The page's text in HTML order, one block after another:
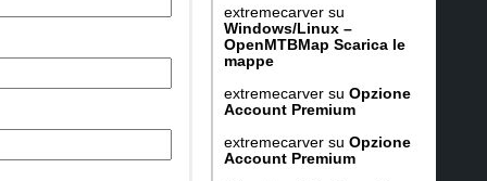
extremecarver su
Windows/Linux –
OpenMTBMap Scarica le
mappe
extremecarver su Opzione
Account Premium
extremecarver su Opzione
Account Premium